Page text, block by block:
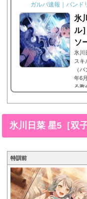
ガルパ速報｜バンド
氷
ル
ソ
氷川
スキ
（
年6
る教
菜の
と特
シー
能■
氷川日菜 星5［双
特訓前